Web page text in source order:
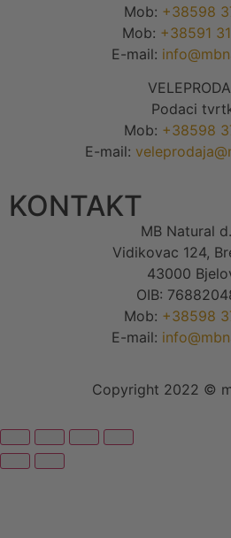
Mob: +38598
Mob: +38591
E-mail:
Podaci
Mob: +38598
E-mail:
KONTAKT
MB Natural
Vidikovac 124,
43000
OIB:
Mob: +38598
E-mail:
Copyright 2022 ©